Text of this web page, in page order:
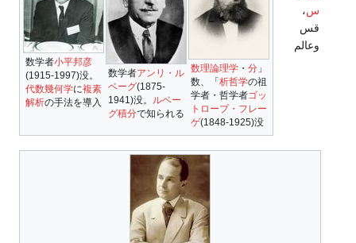
「
数理論理学 ・ 分
析哲学
の祖」、数
学者・哲学者ゴッ
トロープ・フレー
ゲ(1848-1925)没
数学者アンリ・ル
ベーグ(1875-
1941)没。 ルベー
グ積分で知られる
数学者小平邦彦
(1915-1997)没。
代数幾何学に複素
解析の手法を導入
س،
قس
وعالم